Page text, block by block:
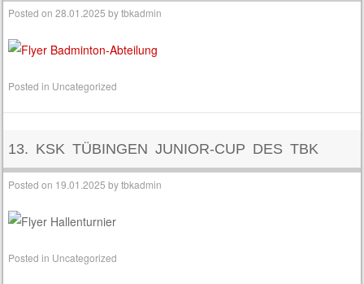
Posted on28.01.2025 bytbkadmin
Posted in Uncategorized
13. KSK TÜBINGEN JUNIOR-CUP DES TBK
Posted on 19.01.2025 bytbkadmin
Posted in Uncategorized